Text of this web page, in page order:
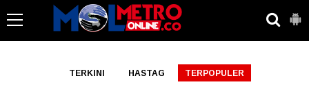
TERKINI HASTAG TERPOPULER